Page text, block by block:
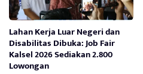
Lahan Kerja Luar Negeri dan
Disabilitas Dibuka: Job Fair
Kalsel 2026 Sediakan 2.800
Lowongan